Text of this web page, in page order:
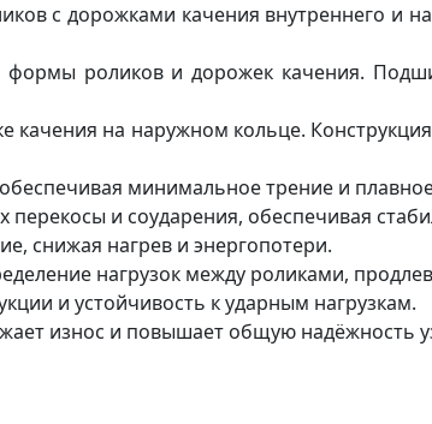
с дорожками качения внутреннего и
роликов и дорожек качения.
на наружном кольце.
минимальное трение и
и соударения, обеспечивая
снижая нагрев и энергопотери.
нагрузок между роликами,
и устойчивость к ударным нагрузкам.
износ и повышает общую надёжность